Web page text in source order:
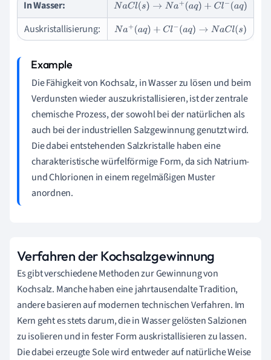
In Wasser: NaCl(s)→ Na+(aq)+Cl−( aq)
Auskristallisierung:
Na+(aq)+Cl− (aq)→NaCl(s )
Die Fähigkeit von Kochsalz, in Wasser zu lösen und beim
Verdunsten wieder auszukristallisieren, ist der zentrale
chemische Prozess, der sowohl bei der natürlichen als
auch bei der industriellen Salzgewinnung genutzt wird.
Die dabei entstehenden Salzkristalle haben eine
charakteristische würfelförmige Form, da sich Natrium-
und Chlorionen in einem regelmäßigen Muster
anordnen.
Verfahren der Kochsalzgewinnung
Es gibt verschiedene Methoden zur Gewinnung von
Kochsalz. Manche haben eine jahrtausendalte Tradition,
andere basieren auf modernen technischen Verfahren. Im
Kern geht es stets darum, die in Wasser gelösten Salzionen
zu isolieren und in fester Form auskristallisieren zu lassen.
Die dabei erzeugte Sole wird entweder auf natürliche Weise